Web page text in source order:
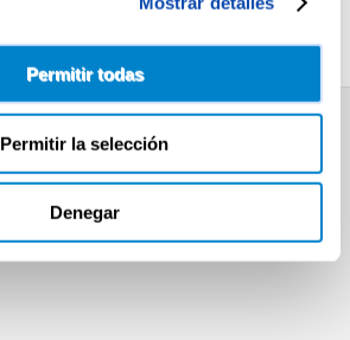
Permitir todas
Permitir la selección
Denegar
ALTEZA RR125